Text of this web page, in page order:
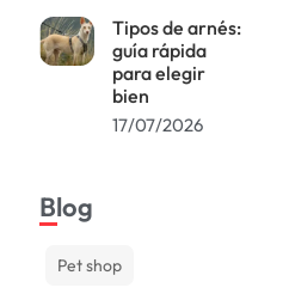
Tipos de arnés:
guía rápida
para elegir
bien
17/07/2026
Blog
Pet shop